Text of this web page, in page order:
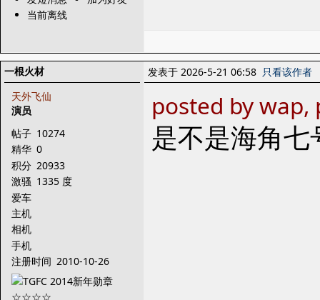
当前离线
一根火材
天外飞仙
演员
帖子 10274
精华 0
积分 20933
激骚 1335 度
爱车
主机
相机
手机
注册时间 2010-10-26
发表于 2026-5-21 06:58 只看该作者
posted by
是不是海角七